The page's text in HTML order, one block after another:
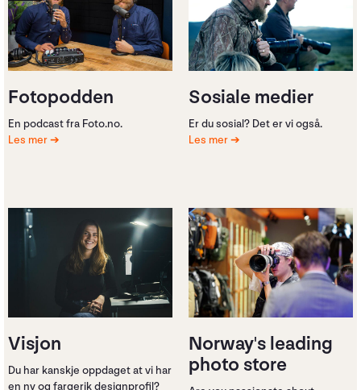
Fotopodden
En podcast fra Foto.no.
Les mer
Sosiale medier
Er du sosial? Det er vi også.
Les mer
Visjon
Du har kanskje oppdaget at vi har
en ny og fargerik designprofil?
Norway's leading
photo store